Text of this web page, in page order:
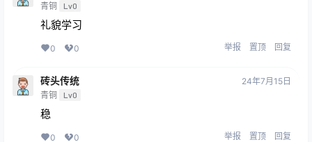
青铜 Lv0
礼貌学习
0 0 举报 置顶 回复
砖头传统
青铜 Lv0
24年7月15日
稳
0 0 举报 置顶 回复